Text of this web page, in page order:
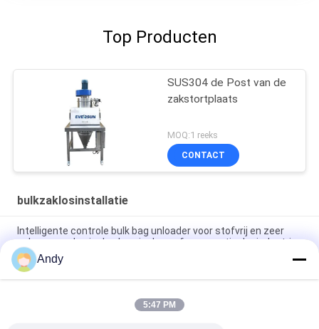
Top Producten
SUS304 de Post van de
zakstortplaats
MOQ:1 reeks
CONTACT
bulkzaklosinstallatie
Intelligente controle bulk bag unloader voor stofvrij en zeer
schoon voeden in de chemische en farmaceutische industrie
Schoon en stofvrij werkomgeving Hoog gespecialiseerde
bulkzak-losser voor materiaalbehandeling
Big Bag Leegstation met Stofvrije Voedingsstation en Directe
Andy
5:47 PM